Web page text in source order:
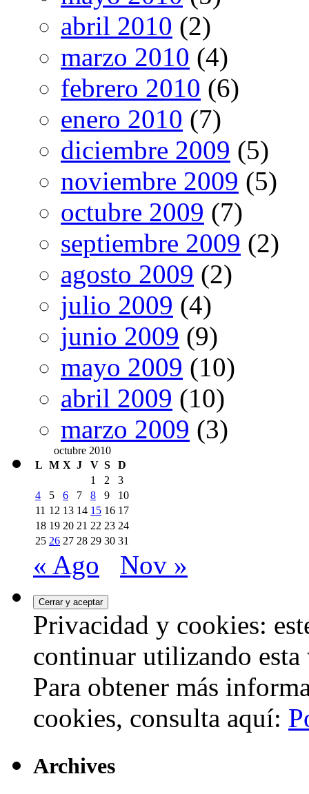
abril 2010 (2)
marzo 2010 (4)
febrero 2010 (6)
enero 2010 (7)
diciembre 2009 (5)
noviembre 2009 (5)
octubre 2009 (7)
septiembre 2009 (2)
agosto 2009 (2)
julio 2009 (4)
junio 2009 (9)
mayo 2009 (10)
abril 2009 (10)
marzo 2009 (3)
octubre 2010
L M X J V S
D
1
2
3
4
5 6 7 8 9
10
11 12 13 14 15 16 17
18 19 20 21 22 23 24
25 26 27 28 29 30 31
« Ago Nov »
Privacidad y cookies:
continuar utilizando esta
Para obtener más
cookies, consulta aquí:
Archives